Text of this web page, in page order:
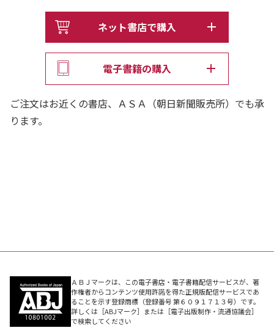
第1部 『定年後のいま』
第1章 生涯現役
第2章 転身
第3章 コロナ禍の生活様式
第4章 こころの居場所
第6章 地域・ご縁
第7章 故郷と家族
ポイント5 過去の自分と語る
ポイント7 死んで生まれ変わる
ポイント8「How many いい顔」
ネット書店で購入
電子書籍の購入
ご注文はお近くの書店、ＡＳＡ（朝日新聞販売所）でも承
ります。
ＡＢＪマークは、この電子書店・電子書籍配信サービスが、著
作権者からコンテンツ使用許諾を得た正規版配信サービスであ
ることを示す登録商標（登録番号 第６０９１７１３号）です。
詳しくは［ABJマーク］または［電子出版制作・流通協議会］
で検索してください